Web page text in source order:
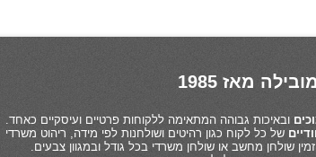
מאז 1985
ובאיכות גבוהה המתאימה ללקוחות פרטיים ועיסקיים כאחד.
של כל לקוח כגון רהיטים ושולחנות לפי מידה, ריהוט משרדי
שולחן מחשב או שולחן משרדי בכל גודל ובמגוון צבעים.